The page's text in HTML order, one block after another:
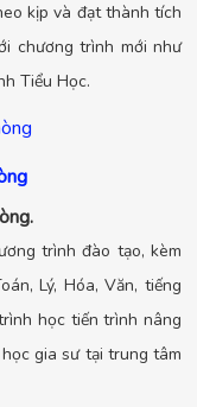
kịp và đạt thành tích
chương trình mới như
Tiểu Học.
trình đào tạo, kèm
Lý, Hóa, Văn, tiếng
học tiến trình nâng
gia sư tại trung tâm